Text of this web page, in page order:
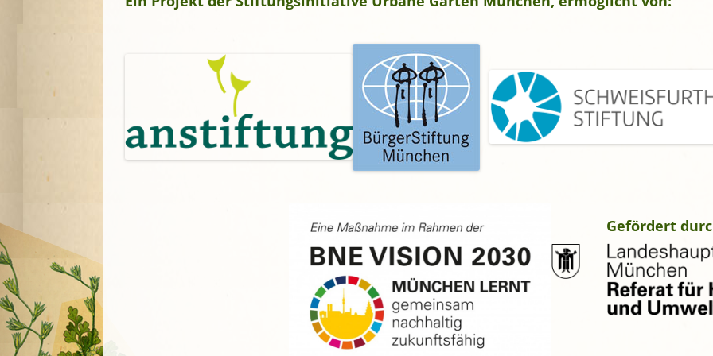
Mikrofarm Ingelsberg:
Gartenparzellen für Hobby-
Gartler
Prälatengarten im Kloster
Schäftlarn
Umweltgarten Neubiberg
Gefördert